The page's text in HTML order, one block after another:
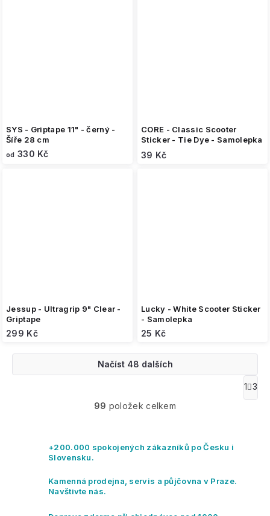
SYS - Griptape 11" - černý -
Šíře 28 cm
od 330 Kč
CORE - Classic Scooter
Sticker - Tie Dye - Samolepka
39 Kč
Jessup - Ultragrip 9" Clear -
Griptape
299 Kč
Lucky - White Scooter Sticker
- Samolepka
25 Kč
l
a
p
k
Načíst 48 dalších
t
1
3
99 položek celkem
+200.000 spokojených zákazníků po Česku i
Slovensku.
Kamenná prodejna, servis a půjčovna v Praze.
Navštivte nás.